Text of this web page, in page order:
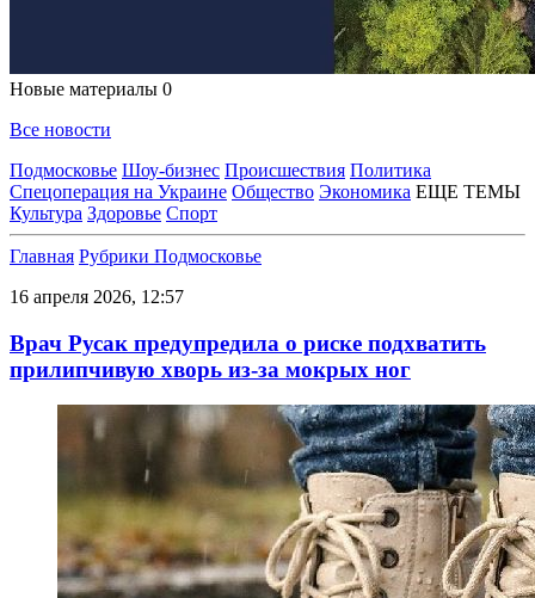
Новые материалы 0
Все новости
Подмосковье Шоу-бизнес Происшествия Политика
Спецоперация на Украине Общество Экономика ЕЩЕ ТЕМЫ
Культура Здоровье Спорт
Главная Рубрики Подмосковье
16 апреля 2026, 12:57
Врач Русак предупредила о риске подхватить
прилипчивую хворь из-за мокрых ног